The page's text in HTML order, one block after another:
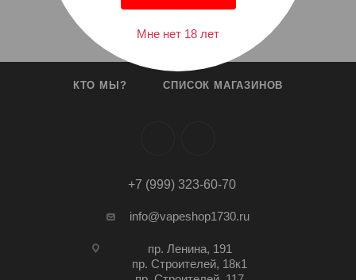
КТО МЫ? СПИСОК МАГАЗИНОВ
+7 (999) 323-60-70
info@vapeshop1730.ru
пр. Ленина, 191
пр. Строителей, 18к1
Мне нет 18 лет